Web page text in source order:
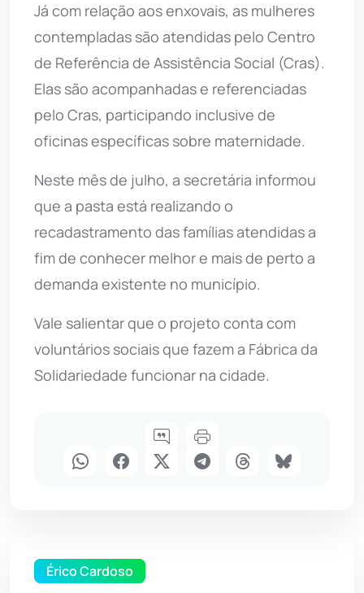
Já com relação aos enxovais, as mulheres
contempladas são atendidas pelo Centro
de Referência de Assistência Social (Cras).
Elas são acompanhadas e referenciadas
pelo Cras, participando inclusive de
oficinas específicas sobre maternidade.
Neste mês de julho, a secretária informou
que a pasta está realizando o
recadastramento das famílias atendidas a
fim de conhecer melhor e mais de perto a
demanda existente no município.
Vale salientar que o projeto conta com
voluntários sociais que fazem a Fábrica da
Solidariedade funcionar na cidade.
Érico Cardoso